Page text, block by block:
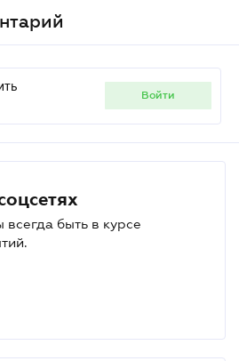
войти
быть в курсе